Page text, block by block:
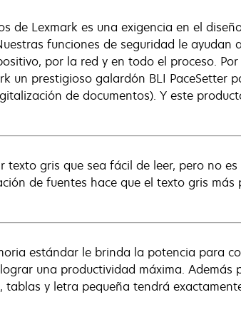
de Lexmark es una exigencia en el
funciones de seguridad le ayudan
por la red y en todo el proceso. Por
un prestigioso galardón BLI PaceSetter
de documentos). Y este
gris que sea fácil de leer, pero no es
de fuentes hace que el texto gris más
estándar le brinda la potencia para
una productividad máxima. Además
tablas y letra pequeña tendrá